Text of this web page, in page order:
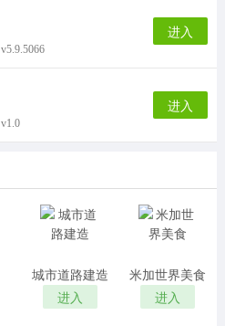
v5.9.5066
进入
v1.0
进入
城市道路建造
进入
米加世界美食
进入